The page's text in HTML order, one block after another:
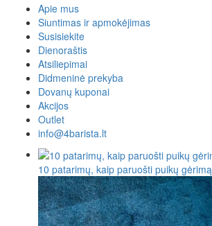
Apie mus
Siuntimas ir apmokėjimas
Susisiekite
Dienoraštis
Atsiliepimai
Didmeninė prekyba
Dovanų kuponai
Akcijos
Outlet
info@4barista.lt
10 patarimų, kaip paruošti puikų gėrimą